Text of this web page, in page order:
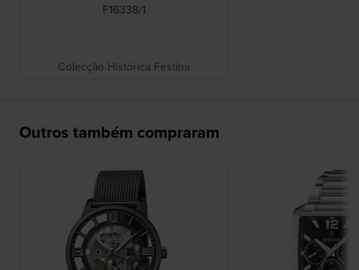
F16338/1
Colecção Histórica Festina
Outros também compraram